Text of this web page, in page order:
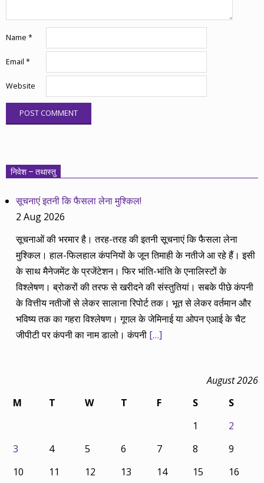
Name *
Email *
Website
निवेश – तथास्तु
सूचनाएं इतनी कि फैसला लेना मुश्किल!
2 Aug 2026
सूचनाओं की भरमार है। तरह-तरह की इतनी सूचनाएं कि फैसला लेना
मुश्किल। हाल-फिलहाल कंपनियों के जून तिमाही के नतीजे आ रहे हैं। इसी
के साथ मैनेजमेंट के प्रजेंटेशन। फिर भांति-भांति के एनालिस्टों के
विश्लेषण। ब्रोकरों की तरफ से खरीदने की संस्तुतियां। सबके पीछे कंपनी
के वित्तीय नतीजों से लेकर सालाना रिपोर्ट तक। भूत से लेकर वर्तमान और
भविष्य तक का गहरा विश्लेषण। गूगल के जेमिनाई या ओपन एआई के चैट
जीपीटी पर कंपनी का नाम डालो। कंपनी […]
August 2026
M
T W T F S
S
1
2
3
4 5 6 7 8
9
10
11 12 13 14 15 16